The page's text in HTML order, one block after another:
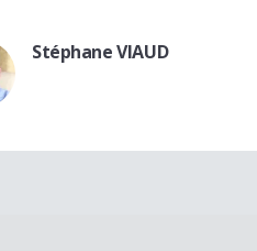
Stéphane VIAUD